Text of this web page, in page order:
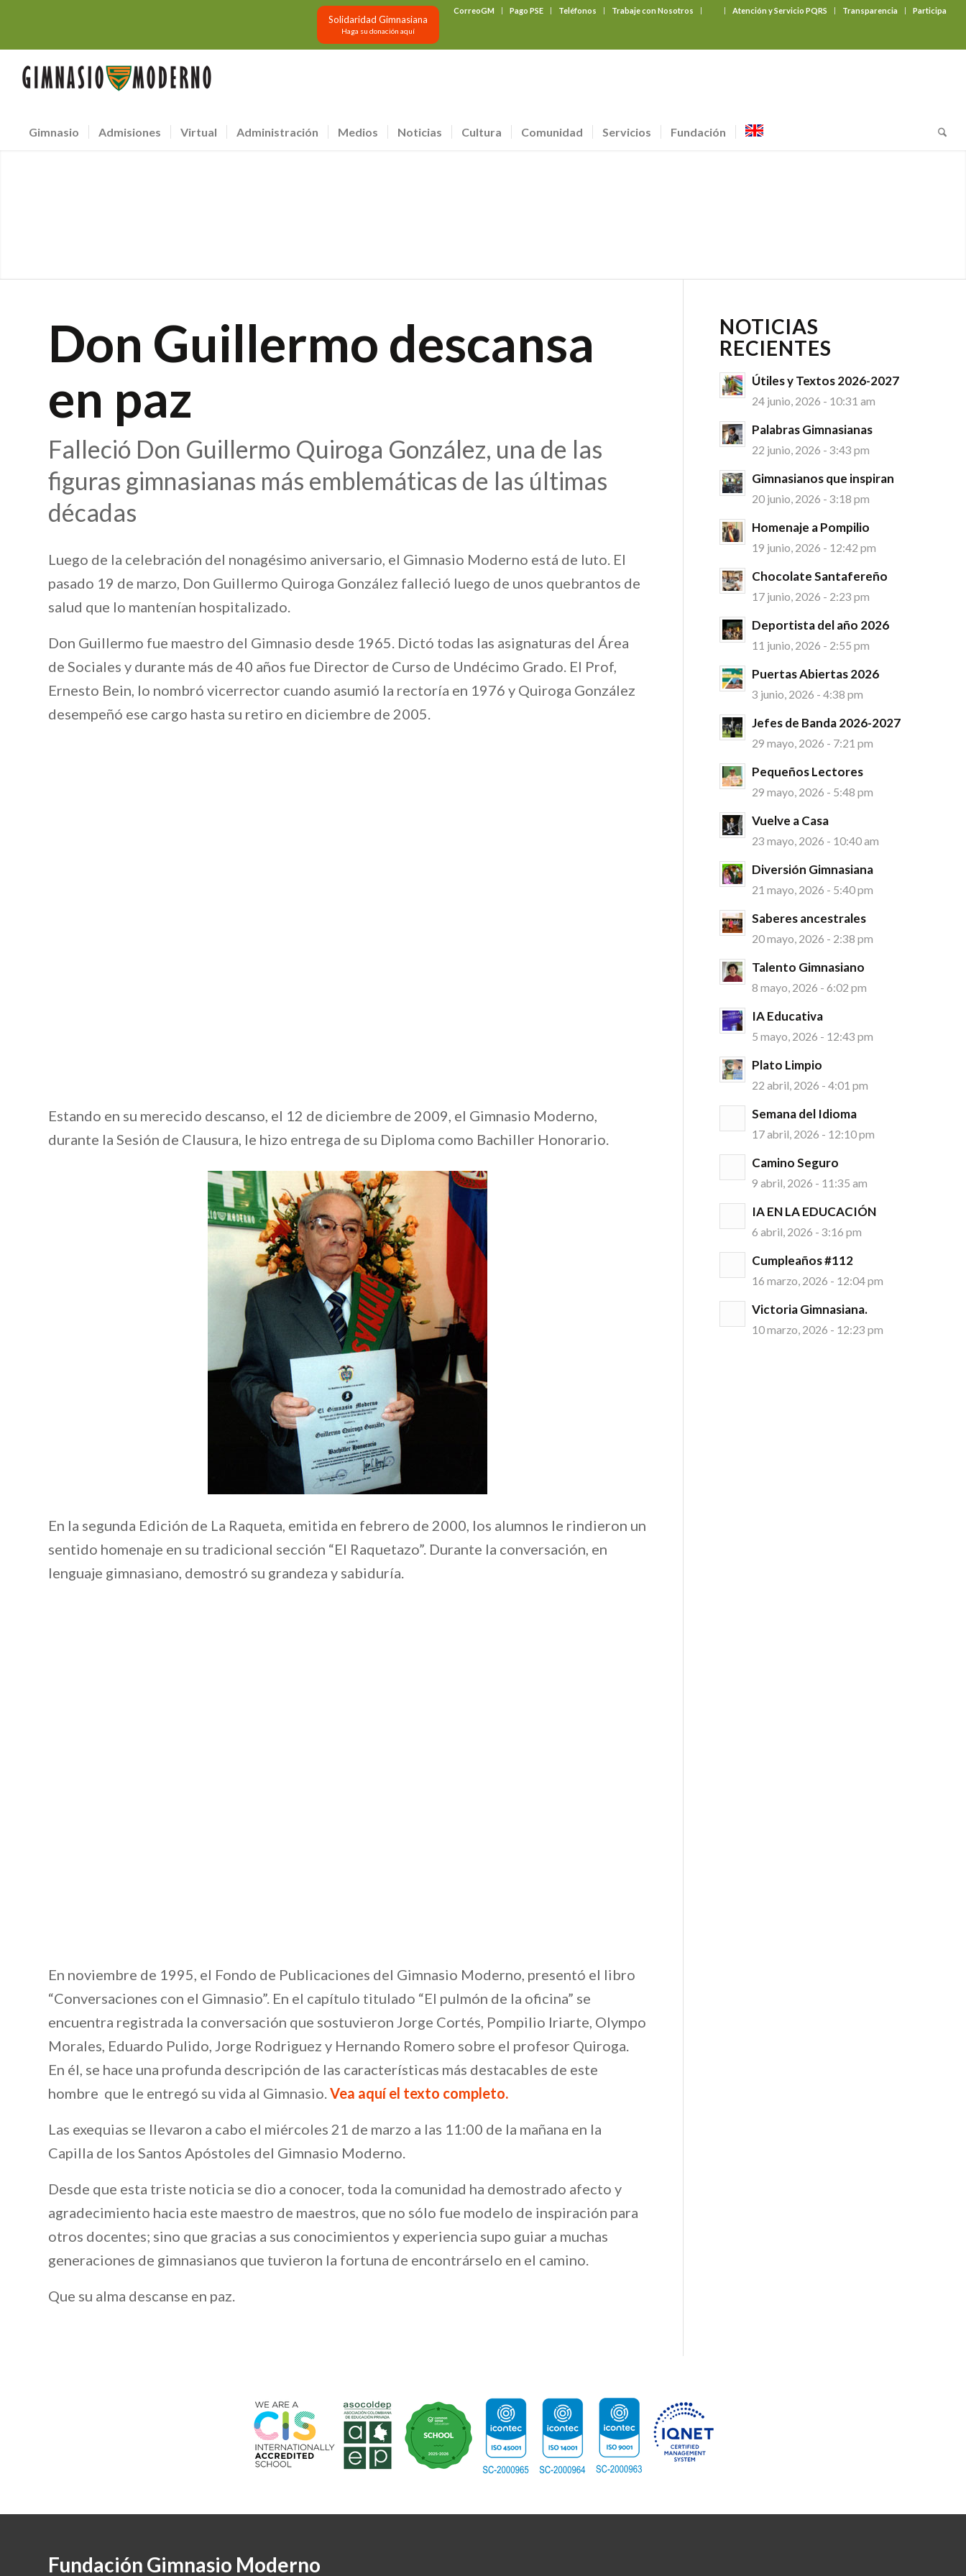
CorreoGM Pago PSE Teléfonos Trabaje con Nosotros Atención y Servicio PQRS Transparencia Participa
Solidaridad Gimnasiana
Haga su donación aquí
Gimnasio Admisiones Virtual Administración Medios Noticias Cultura Comunidad Servicios Fundación
Don Guillermo descansa
en paz
Falleció Don Guillermo Quiroga González, una de las
figuras gimnasianas más emblemáticas de las últimas
décadas
Luego de la celebración del nonagésimo aniversario, el Gimnasio Moderno está de luto. El
pasado 19 de marzo, Don Guillermo Quiroga González falleció luego de unos quebrantos de
salud que lo mantenían hospitalizado.
Don Guillermo fue maestro del Gimnasio desde 1965. Dictó todas las asignaturas del Área
de Sociales y durante más de 40 años fue Director de Curso de Undécimo Grado. El Prof,
Ernesto Bein, lo nombró vicerrector cuando asumió la rectoría en 1976 y Quiroga González
desempeñó ese cargo hasta su retiro en diciembre de 2005.
Estando en su merecido descanso, el 12 de diciembre de 2009, el Gimnasio Moderno,
durante la Sesión de Clausura, le hizo entrega de su Diploma como Bachiller Honorario.
En la segunda Edición de La Raqueta, emitida en febrero de 2000, los alumnos le rindieron un
sentido homenaje en su tradicional sección “El Raquetazo”. Durante la conversación, en
lenguaje gimnasiano, demostró su grandeza y sabiduría.
En noviembre de 1995, el Fondo de Publicaciones del Gimnasio Moderno, presentó el libro
“Conversaciones con el Gimnasio”. En el capítulo titulado “El pulmón de la oficina” se
encuentra registrada la conversación que sostuvieron Jorge Cortés, Pompilio Iriarte, Olympo
Morales, Eduardo Pulido, Jorge Rodriguez y Hernando Romero sobre el profesor Quiroga.
En él, se hace una profunda descripción de las características más destacables de este
hombre que le entregó su vida al Gimnasio.Vea aquí el texto completo.
Las exequias se llevaron a cabo el miércoles 21 de marzo a las 11:00 de la mañana en la
Capilla de los Santos Apóstoles del Gimnasio Moderno.
Desde que esta triste noticia se dio a conocer, toda la comunidad ha demostrado afecto y
agradecimiento hacia este maestro de maestros, que no sólo fue modelo de inspiración para
otros docentes; sino que gracias a sus conocimientos y experiencia supo guiar a muchas
generaciones de gimnasianos que tuvieron la fortuna de encontrárselo en el camino.
Que su alma descanse en paz.
NOTICIAS
RECIENTES
Útiles y Textos 2026-2027
24 junio, 2026 - 10:31 am
Palabras Gimnasianas
22 junio, 2026 - 3:43 pm
Gimnasianos que inspiran
20 junio, 2026 - 3:18 pm
Homenaje a Pompilio
19 junio, 2026 - 12:42 pm
Chocolate Santafereño
17 junio, 2026 - 2:23 pm
Deportista del año 2026
11 junio, 2026 - 2:55 pm
Puertas Abiertas 2026
3 junio, 2026 - 4:38 pm
Jefes de Banda 2026-2027
29 mayo, 2026 - 7:21 pm
Pequeños Lectores
29 mayo, 2026 - 5:48 pm
Vuelve a Casa
23 mayo, 2026 - 10:40 am
Diversión Gimnasiana
21 mayo, 2026 - 5:40 pm
Saberes ancestrales
20 mayo, 2026 - 2:38 pm
Talento Gimnasiano
8 mayo, 2026 - 6:02 pm
IA Educativa
5 mayo, 2026 - 12:43 pm
Plato Limpio
22 abril, 2026 - 4:01 pm
Semana del Idioma
17 abril, 2026 - 12:10 pm
Camino Seguro
9 abril, 2026 - 11:35 am
IA EN LA EDUCACIÓN
6 abril, 2026 - 3:16 pm
Cumpleaños #112
16 marzo, 2026 - 12:04 pm
Victoria Gimnasiana.
10 marzo, 2026 - 12:23 pm
Fundación Gimnasio Moderno